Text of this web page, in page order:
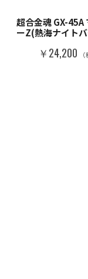
超合金魂 GX-45A
ーZ(熱海ナイト
￥24,200